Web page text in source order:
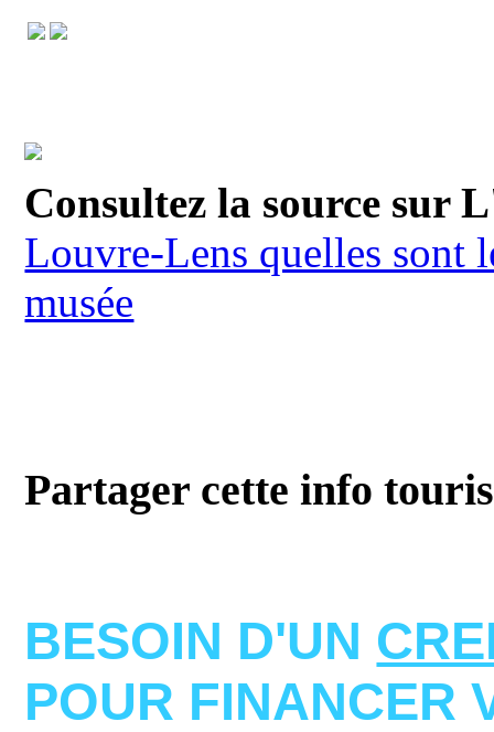
Consultez la source sur
Louvre-Lens quelles sont
musée
Partager cette info
BESOIN D'UN
POUR FINANCER